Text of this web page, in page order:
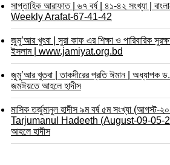
সাপ্তাহিক আরাফাত | ৬৭ বর্ষ | ৪১-৪২ সংখ্যা |
Weekly Arafat-67-41-42
জুমু’আর খুৎবা | সুরা কাফ এর শিক্ষা ও পারিবারিক
ইসলাম | www.jamiyat.org.bd
জুমু’আর খুতবা | তাকদীরের প্রতি ঈমান | অধ্যাপক
জমঈয়তে আহলে হাদীস
মাসিক তর্জুমানুল হাদীস ৯ম বর্ষ ৫ম সংখ্যা
Tarjumanul Hadeeth (August-09-05-
আহলে হাদীস